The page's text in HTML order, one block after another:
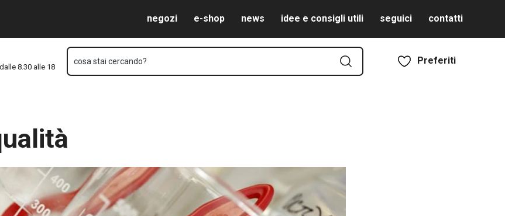
negozi e-shop news idee e consigli utili seguici contatti
8.30 alle 18
cosa stai cercando? Preferiti